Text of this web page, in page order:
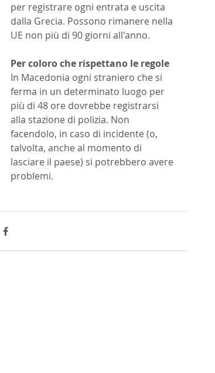
per registrare ogni entrata e uscita
dalla Grecia. Possono rimanere nella
UE non più di 90 giorni all'anno.
Per coloro che rispettano le regole
In Macedonia ogni straniero che si
ferma in un determinato luogo per
più di 48 ore dovrebbe registrarsi
alla stazione di polizia. Non
facendolo, in caso di incidente (o,
talvolta, anche al momento di
lasciare il paese) si potrebbero avere
problemi.